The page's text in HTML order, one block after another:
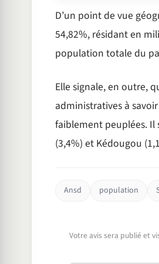
D’un point de vue
54,82%, résidant en
population totale du
Elle signale, en outre,
administratives à
faiblement peuplées. Il
(3,4%) et Kédougou
Ansd population
Votre avis sera publié et